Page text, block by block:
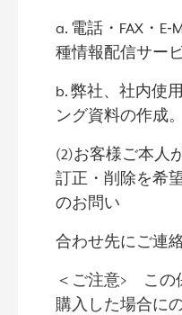
a. 電話・FAX・
種情報配信サー
b. 弊社、社内使
ング資料の作成。
(2)お客様ご本人
訂正・削除を希
のお問い
合わせ先にご連
＜ご注意> この
購入した場合に